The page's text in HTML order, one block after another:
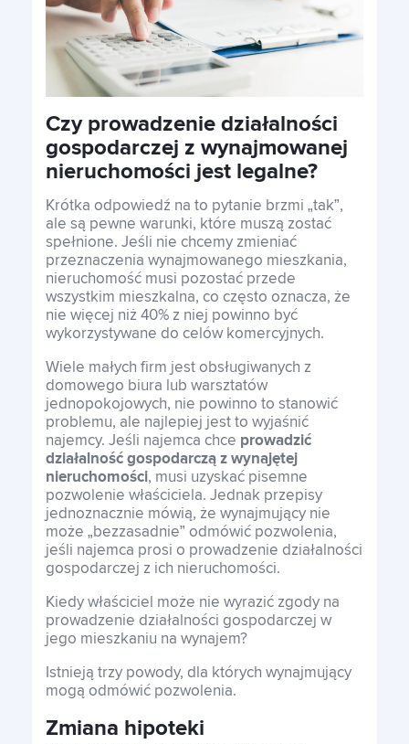
Polski
Czy prowadzenie działalności
gospodarczej z wynajmowanej
nieruchomości jest legalne?
Krótka odpowiedź na to pytanie brzmi „tak”,
ale są pewne warunki, które muszą zostać
spełnione. Jeśli nie chcemy zmieniać
przeznaczenia wynajmowanego mieszkania,
nieruchomość musi pozostać przede
wszystkim mieszkalna, co często oznacza, że ​​
nie więcej niż 40% z niej powinno być
wykorzystywane do celów komercyjnych.
Wiele małych firm jest obsługiwanych z
domowego biura lub warsztatów
jednopokojowych, nie powinno to stanowić
problemu, ale najlepiej jest to wyjaśnić
najemcy. Jeśli najemca chce prowadzić
działalność gospodarczą z wynajętej
nieruchomości, musi uzyskać pisemne
pozwolenie właściciela. Jednak przepisy
jednoznacznie mówią, że wynajmujący nie
może „bezzasadnie” odmówić pozwolenia,
jeśli najemca prosi o prowadzenie działalności
gospodarczej z ich nieruchomości.
Kiedy właściciel może nie wyrazić zgody na
prowadzenie działalności gospodarczej w
jego mieszkaniu na wynajem?
Istnieją trzy powody, dla których wynajmujący
mogą odmówić pozwolenia.
Zmiana hipoteki